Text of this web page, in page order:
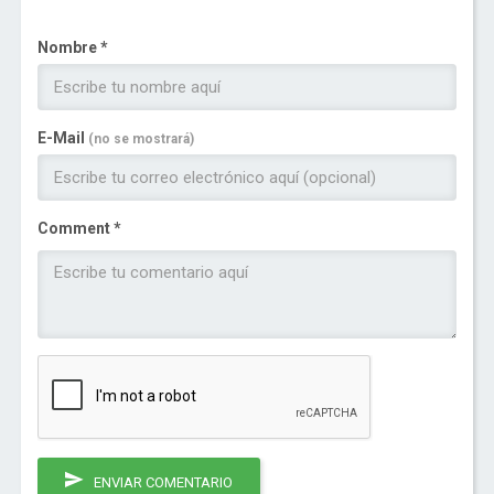
Nombre *
E-Mail (no se mostrará)
Comment *
ENVIAR COMENTARIO